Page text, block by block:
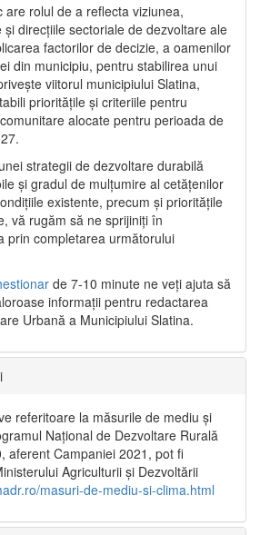
are rolul de a reflecta viziunea,
direcțiile sectoriale de dezvoltare ale
factorilor de decizie, a oamenilor
din municipiu, pentru stabilirea unui
viitorul municipiului Slatina,
prioritățile și criteriile pentru
alocate pentru perioada de
strategii de dezvoltare durabilă
și gradul de mulțumire al cetățenilor
existente, precum și prioritățile
vă rugăm să ne sprijiniți în
prin completarea următorului
de 7-10 minute ne veți ajuta să
informații pentru redactarea
Urbană a Municipiului Slatina.
referitoare la măsurile de mediu și
Național de Dezvoltare Rurală
aferent Campaniei 2021, pot fi
Agriculturii și Dezvoltării
masuri-de-mediu-si-clima.html